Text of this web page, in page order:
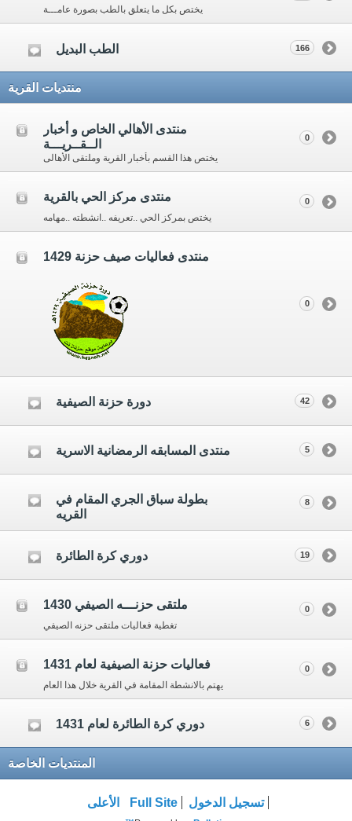
يختص بكل ما يتعلق بالطب بصورة عامـــة
الطب البديل 166
منتديات القرية
منتدى الأهالي الخاص و أخبار
الــقــريـــة
يختص هذا القسم بأخبار القرية وملتقى الأهالى
0
منتدى مركز الحي بالقرية
يختص بمركز الحي ..تعريفه ..انشطته ..مهامه
0
منتدى فعاليات صيف حزنة 1429
0
دورة حزنة الصيفية 42
منتدى المسابقه الرمضانية الاسرية 5
بطولة سباق الجري المقام في
القريه
8
دوري كرة الطائرة 19
ملتقى حزنـــه الصيفي 1430
تغطية فعاليات ملتقى حزنه الصيفي
0
فعاليات حزنة الصيفية لعام 1431
يهتم بالانشطة المقامة في القرية خلال هذا العام
0
دوري كرة الطائرة لعام 1431 6
المنتديات الخاصة
تسجيل الدخول Full Site الأعلى